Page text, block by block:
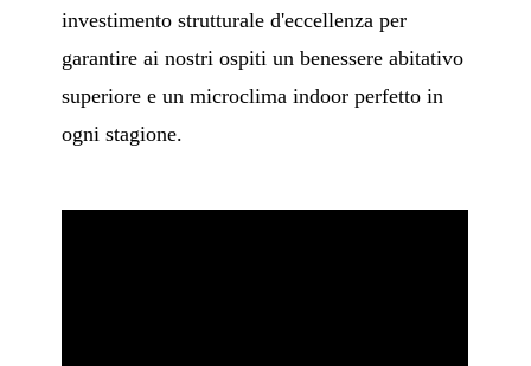
investimento strutturale d'eccellenza per
garantire ai nostri ospiti un benessere abitativo
superiore e un microclima indoor perfetto in
ogni stagione.